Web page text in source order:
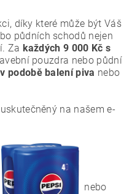
díky které může být Váš
půdních schodů nejen
Za každých 9 000 Kč s
pouzdra nebo půdní
podobě balení piva nebo
na našem e-
nebo